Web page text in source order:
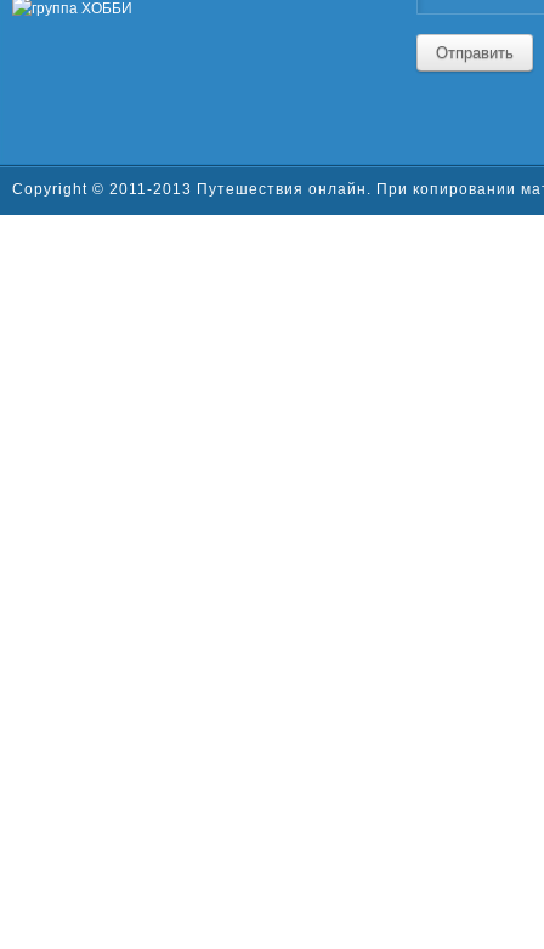
Отправить
Copyright © 2011-2013 Путешествия онлайн. При копировании